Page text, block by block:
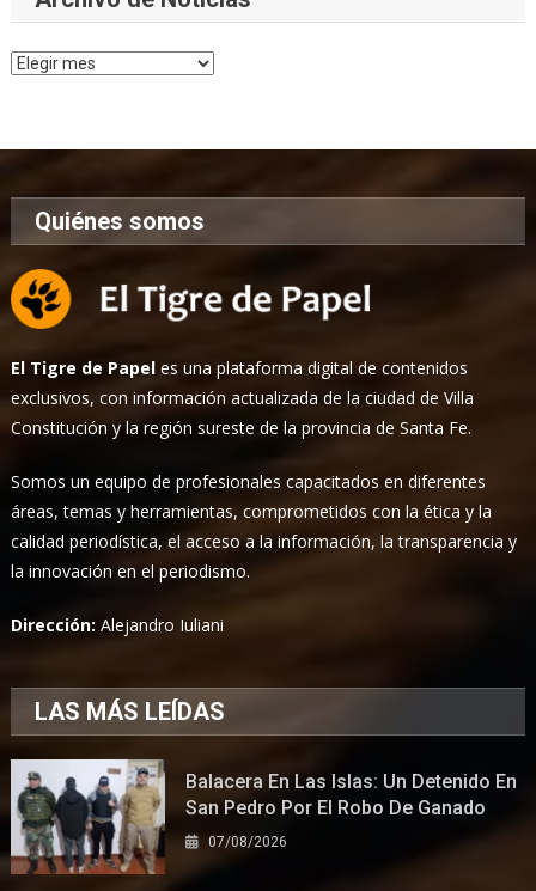
Archivo
Quiénes somos
El Tigre de Papel es una plataforma digital de contenidos
exclusivos, con información actualizada de la ciudad de Villa
Constitución y la región sureste de la provincia de Santa Fe.
Somos un equipo de profesionales capacitados en diferentes
áreas, temas y herramientas, comprometidos con la ética y la
calidad periodística, el acceso a la información, la transparencia y
la innovación en el periodismo.
Dirección:Alejandro Iuliani
LAS MÁS LEÍDAS
Balacera En Las Islas: Un Detenido En
San Pedro Por El Robo De Ganado
07/08/2026